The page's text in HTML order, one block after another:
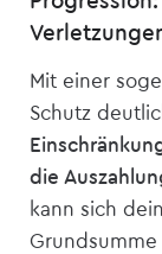
Mit einer
Schutz
die
kann sich